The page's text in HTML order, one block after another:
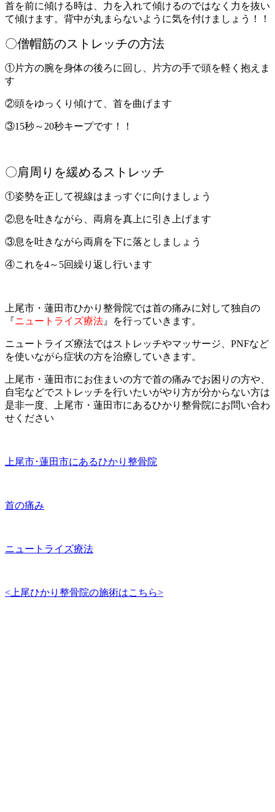
首を前に傾ける時は、力を入れて傾けるのではなく力を抜い
て傾けます。背中が丸まらないように気を付けましょう！！
〇僧帽筋のストレッチの方法
①片方の腕を身体の後ろに回し、片方の手で頭を軽く抱えま
す
②頭をゆっくり傾けて、首を曲げます
③15秒～20秒キープです！！
〇肩周りを緩めるストレッチ
①姿勢を正して視線はまっすぐに向けましょう
②息を吐きながら、両肩を真上に引き上げます
③息を吐きながら両肩を下に落としましょう
④これを4～5回繰り返し行います
上尾市・蓮田市ひかり整骨院では首の痛みに対して独自の
『ニュートライズ療法 』を行っていきます。
ニュートライズ療法ではストレッチやマッサージ、PNFなど
を使いながら症状の方を治療していきます。
上尾市・蓮田市にお住まいの方で首の痛みでお困りの方や、
自宅などでストレッチを行いたいがやり方が分からない方は
是非一度、上尾市・蓮田市にあるひかり整骨院にお問い合わ
せください
上尾市･蓮田市にあるひかり整骨院
首の痛み
ニュートライズ療法
<上尾ひかり整骨院の施術はこちら>